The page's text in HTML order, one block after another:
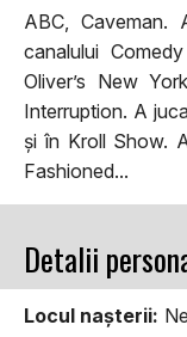
ABC, Caveman.
canalului
Oliver’s New
Interruption. A
și în Kroll Show.
Fashioned...
Detalii
Locul naşterii: